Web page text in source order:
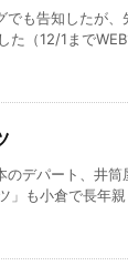
でも告知したが、
た（12/1まで
のデパート、井筒
」も小倉で長年